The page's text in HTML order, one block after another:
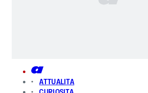
ATTUALITA